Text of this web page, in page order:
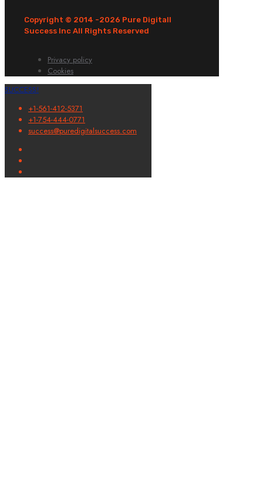
Copyright © 2014 -2026 Pure Digitall
Success Inc All Rights Reserved
Privacy policy
Cookies
SUCCESS!
+1-561-412-5371
+1-754-444-0771
success@puredigitalsuccess.com